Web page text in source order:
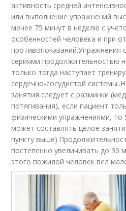
активность средней
или выполнение упражнений
менее 75 минут в неделю с
особенностей человека и при
противопоказаний.Упражнения
сериями продолжительностью
только тогда наступает
сердечно-сосудистой
занятия следует с разминки
потягивания), если пациент
физическими упражнениями, то
может составлять целое
пункту
постепенно увеличивать до 30
этого пожилой человек вел